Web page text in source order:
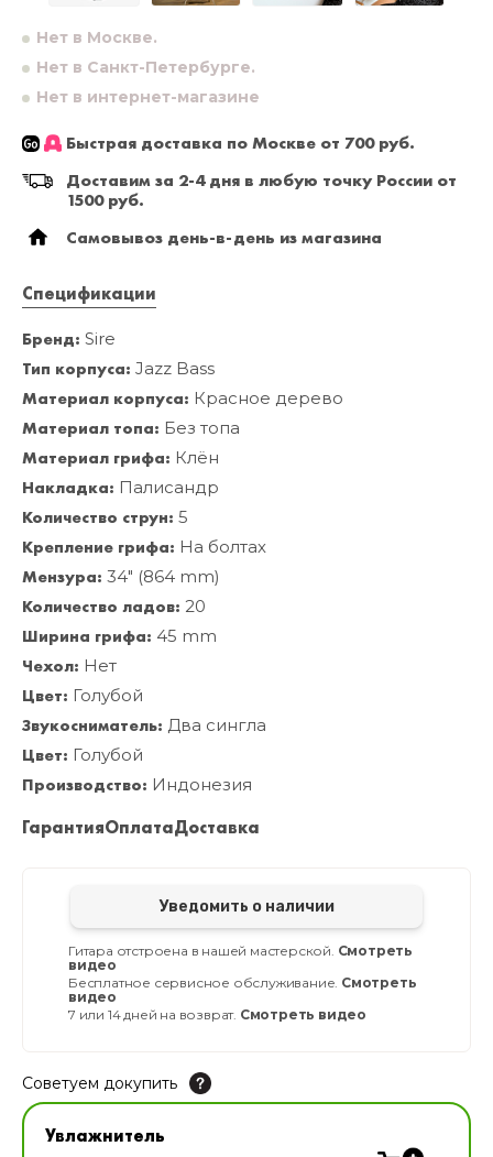
Нет в Москве.
Нет в Санкт-Петербурге.
Нет в интернет-магазине
Быстрая доставка по Москве от 700 руб.
Доставим за 2-4 дня в любую точку России от
1500 руб.
Самовывоз день-в-день из магазина
Спецификации
Бренд: Sire
Тип корпуса: Jazz Bass
Материал корпуса: Красное дерево
Материал топа: Без топа
Материал грифа: Клён
Накладка: Палисандр
Количество струн: 5
Крепление грифа: На болтах
Мензура: 34" (864 mm)
Количество ладов: 20
Ширина грифа: 45 mm
Чехол: Нет
Цвет: Голубой
Звукосниматель: Два сингла
Цвет: Голубой
Производство: Индонезия
ГарантияОплатаДоставка
Уведомить о наличии
Гитара отстроена в нашей мастерской. Смотреть
видео
Бесплатное сервисное обслуживание. Смотреть
видео
7 или 14 дней на возврат. Смотреть видео
Советуем докупить
Увлажнитель для музыкальных инструментов
В наличии
Увлажнитель